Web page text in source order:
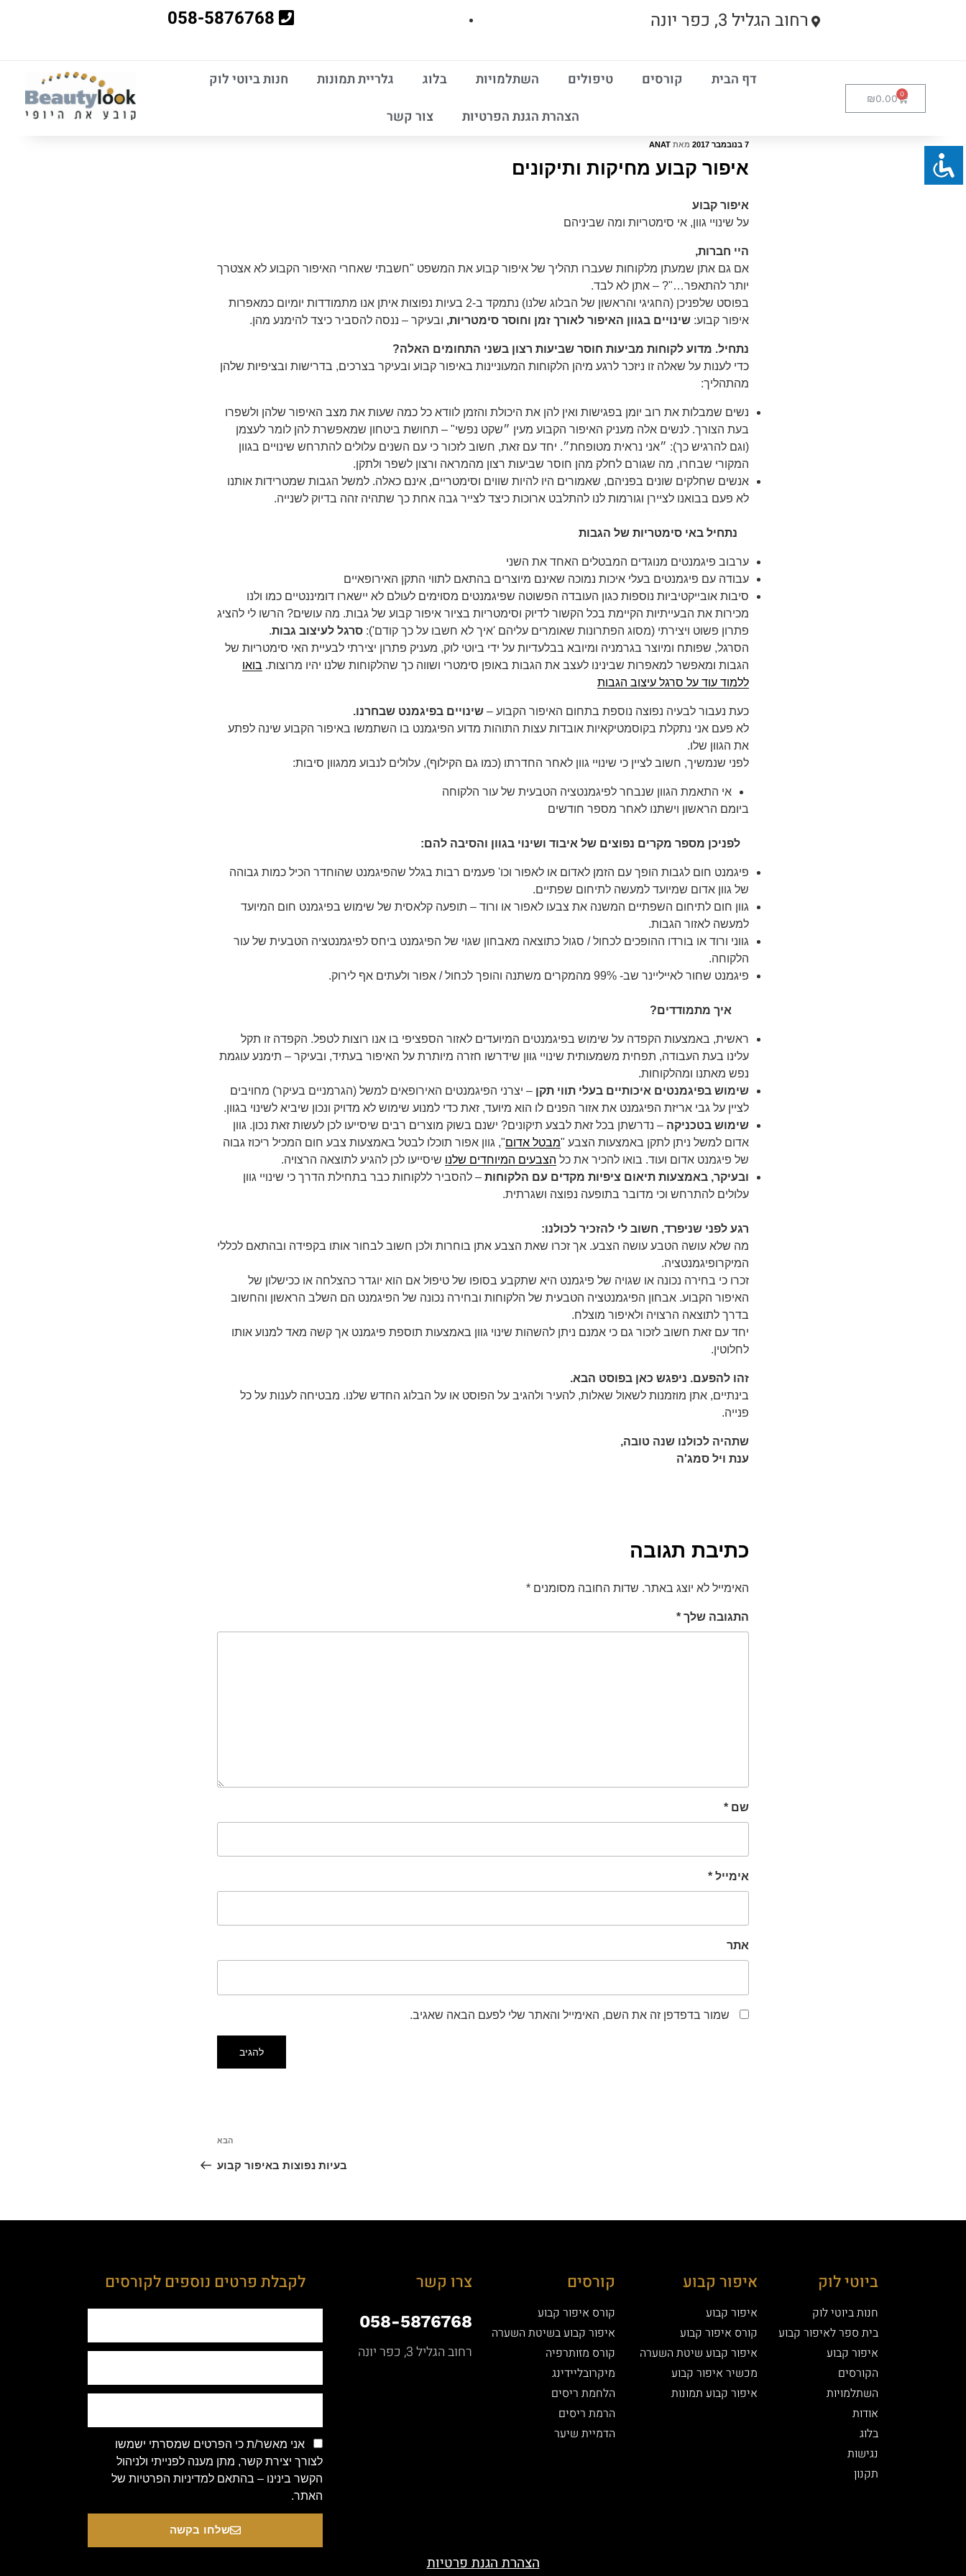
רחוב הגליל 3, כפר יונה 058-5876768
₪0.00
דף הבית קורסים טיפולים השתלמויות בלוג גלריית תמונות
חנות ביוטי לוק
הצהרת הגנת הפרטיות
צור קשר
7 בנובמבר 2017 מאת ANAT
איפור קבוע מחיקות ותיקונים
איפור קבוע
על שינויי גוון, אי סימטריות ומה שביניהם
היי חברות,
אם גם אתן שמעתן מלקוחות שעברו תהליך של איפור קבוע את המשפט "חשבתי שאחרי האיפור הקבוע לא אצטרך
יותר להתאפר…"? – אתן לא לבד.
בפוסט שלפניכן (החגיגי והראשון של הבלוג שלנו) נתמקד ב-2 בעיות נפוצות איתן אנו מתמודדות יומיום כמאפרות
איפור קבוע: שינויים בגוון האיפור לאורך זמן וחוסר סימטריות, ובעיקר – ננסה להסביר כיצד להימנע מהן.
נתחיל. מדוע לקוחות מביעות חוסר שביעות רצון בשני התחומים האלה?
כדי לענות על שאלה זו ניזכר לרגע מיהן הלקוחות המעוניינות באיפור קבוע ובעיקר בצרכים, בדרישות ובציפיות שלהן
מהתהליך:
נשים שמבלות את רוב יומן בפגישות ואין להן את היכולת והזמן לוודא כל כמה שעות את מצב האיפור שלהן ולשפרו
בעת הצורך. לנשים אלה מעניק האיפור הקבוע מעין ״שקט נפשי" – תחושת ביטחון שמאפשרת להן לומר לעצמן
(וגם להרגיש כך): ״אני נראית מטופחת״. יחד עם זאת, חשוב לזכור כי עם השנים עלולים להתרחש שינויים בגוון
המקורי שבחרו, מה שגורם לחלק מהן חוסר שביעות רצון מהמראה ורצון לשפר ולתקן.
אנשים שחלקים שונים בפניהם, שאמורים היו להיות שווים וסימטריים, אינם כאלה. למשל הגבות שמטרידות אותנו
לא פעם בבואנו לציירן וגורמות לנו להתלבט ארוכות כיצד לצייר גבה אחת כך שתהיה זהה בדיוק לשנייה.
נתחיל באי סימטריות של הגבות
ערבוב פיגמנטים מנוגדים המבטלים האחד את השני
עבודה עם פיגמנטים בעלי איכות נמוכה שאינם מיוצרים בהתאם לתווי התקן האירופאיים
סיבות אובייקטיביות נוספות כגון העובדה הפשוטה שפיגמנטים מסוימים לעולם לא יישארו דומיננטיים כמו ולנו
מכירות את הבעייתיות הקיימת בכל הקשור לדיוק וסימטריות בציור איפור קבוע של גבות. מה עושים? הרשו לי להציג
פתרון פשוט ויצירתי (מסוג הפתרונות שאומרים עליהם 'איך לא חשבו על כך קודם'): סרגל לעיצוב גבות.
הסרגל, שפותח ומיוצר בגרמניה ומיובא בבלעדיות על ידי ביוטי לוק, מעניק פתרון יצירתי לבעיית האי סימטריות של
הגבות ומאפשר למאפרות שבינינו לעצב את הגבות באופן סימטרי ושווה כך שהלקוחות שלנו יהיו מרוצות. בואו
ללמוד עוד על סרגל עיצוב הגבות
כעת נעבור לבעיה נפוצה נוספת בתחום האיפור הקבוע – שינויים בפיגמנט שבחרנו.
לא פעם אני נתקלת בקוסמטיקאיות אובדות עצות התוהות מדוע הפיגמנט בו השתמשו באיפור הקבוע שינה לפתע
את הגוון שלו.
לפני שנמשיך, חשוב לציין כי שינויי גוון לאחר החדרתו (כמו גם הקילוף), עלולים לנבוע ממגוון סיבות:
אי התאמת הגוון שנבחר לפיגמנטציה הטבעית של עור הלקוחה
ביומם הראשון וישתנו לאחר מספר חודשים
לפניכן מספר מקרים נפוצים של איבוד ושינוי בגוון והסיבה להם:
פיגמנט חום לגבות הופך עם הזמן לאדום או לאפור וכו' פעמים רבות בגלל שהפיגמנט שהוחדר הכיל כמות גבוהה
של גוון אדום שמיועד למעשה לתיחום שפתיים.
גוון חום לתיחום השפתיים המשנה את צבעו לאפור או ורוד – תופעה קלאסית של שימוש בפיגמנט חום המיועד
למעשה לאזור הגבות.
גווני ורוד או בורדו ההופכים לכחול / סגול כתוצאה מאבחון שגוי של הפיגמנט ביחס לפיגמנטציה הטבעית של עור
הלקוחה.
פיגמנט שחור לאייליינר שב- 99% מהמקרים משתנה והופך לכחול / אפור ולעתים אף לירוק.
איך מתמודדים?
ראשית, באמצעות הקפדה על שימוש בפיגמנטים המיועדים לאזור הספציפי בו אנו רוצות לטפל. הקפדה זו תקל
עלינו בעת העבודה, תפחית משמעותית שינויי גוון שידרשו חזרה מיותרת על האיפור בעתיד, ובעיקר – תימנע עוגמת
נפש מאתנו ומהלקוחות.
שימוש בפיגמנטים איכותיים בעלי תווי תקן – יצרני הפיגמנטים האירופאים למשל (הגרמניים בעיקר) מחויבים
לציין על גבי אריזת הפיגמנט את אזור הפנים לו הוא מיועד, זאת כדי למנוע שימוש לא מדויק ונכון שיביא לשינוי בגוון.
שימוש בטכניקה – נדרשתן בכל זאת לבצע תיקונים? ישנם בשוק מוצרים רבים שיסייעו לכן לעשות זאת נכון. גוון
אדום למשל ניתן לתקן באמצעות הצבע "מבטל אדום", גוון אפור תוכלו לבטל באמצעות צבע חום המכיל ריכוז גבוה
של פיגמנט אדום ועוד. בואו להכיר את כל הצבעים המיוחדים שלנו שיסייעו לכן להגיע לתוצאה הרצויה.
ובעיקר, באמצעות תיאום ציפיות מקדים עם הלקוחות – להסביר ללקוחות כבר בתחילת הדרך כי שינויי גוון
עלולים להתרחש וכי מדובר בתופעה נפוצה ושגרתית.
רגע לפני שניפרד, חשוב לי להזכיר לכולנו:
מה שלא עושה הטבע עושה הצבע. אך זכרו שאת הצבע אתן בוחרות ולכן חשוב לבחור אותו בקפידה ובהתאם לכללי
המיקרופיגמנטציה.
זכרו כי בחירה נכונה או שגויה של פיגמנט היא שתקבע בסופו של טיפול אם הוא יוגדר כהצלחה או ככישלון של
האיפור הקבוע. אבחון הפיגמנטציה הטבעית של הלקוחות ובחירה נכונה של הפיגמנט הם השלב הראשון והחשוב
בדרך לתוצאה הרצויה ולאיפור מוצלח.
יחד עם זאת חשוב לזכור גם כי אמנם ניתן להשהות שינוי גוון באמצעות תוספת פיגמנט אך קשה מאד למנוע אותו
לחלוטין.
זהו להפעם. ניפגש כאן בפוסט הבא.
בינתיים, אתן מוזמנות לשאול שאלות, להעיר ולהגיב על הפוסט או על הבלוג החדש שלנו. מבטיחה לענות על כל
פנייה.
שתהיה לכולנו שנה טובה,
ענת ויל סמג'ה
כתיבת תגובה
האימייל לא יוצג באתר. שדות החובה מסומנים *
התגובה שלך *
שם *
אימייל *
אתר
שמור בדפדפן זה את השם, האימייל והאתר שלי לפעם הבאה שאגיב.
הבא
בעיות נפוצות באיפור קבוע
ביוטי לוק
חנות ביוטי לוק
בית ספר לאיפור קבוע
איפור קבוע
הקורסים
השתלמויות
אודות
בלוג
נגישות
תקנון
איפור קבוע
איפור קבוע
קורס איפור קבוע
איפור קבוע שיטת השערה
מכשיר איפור קבוע
איפור קבוע תמונות
קורסים
קורס איפור קבוע
איפור קבוע בשיטת השערה
קורס מזותרפיה
מיקרובליידינג
הלחמת ריסים
הרמת ריסים
הדמיית שיער
צרו קשר
058-5876768
רחוב הגליל 3, כפר יונה
לקבלת פרטים נוספים לקורסים
אני מאשר/ת כי הפרטים שמסרתי ישמשו
לצורך יצירת קשר, מתן מענה לפנייתי ולניהול
הקשר בינינו – בהתאם למדיניות הפרטיות של
האתר.
שלחו בקשה
הצהרת הגנת פרטיות